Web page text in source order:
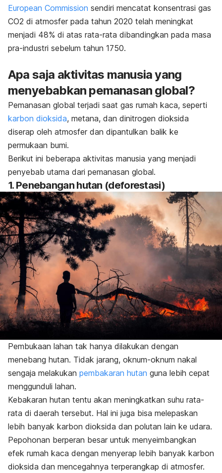
European Commission sendiri mencatat konsentrasi gas
CO2 di atmosfer pada tahun 2020 telah meningkat
menjadi 48% di atas rata-rata dibandingkan pada masa
pra-industri sebelum tahun 1750.
Apa saja aktivitas manusia yang
menyebabkan pemanasan global?
Pemanasan global terjadi saat gas rumah kaca, seperti
karbon dioksida, metana, dan dinitrogen dioksida
diserap oleh atmosfer dan dipantulkan balik ke
permukaan bumi.
Berikut ini beberapa aktivitas manusia yang menjadi
penyebab utama dari pemanasan global.
1. Penebangan hutan (deforestasi)
Pembukaan lahan tak hanya dilakukan dengan
menebang hutan. Tidak jarang, oknum-oknum nakal
sengaja melakukan pembakaran hutan guna lebih cepat
menggunduli lahan.
Kebakaran hutan tentu akan meningkatkan suhu rata-
rata di daerah tersebut. Hal ini juga bisa melepaskan
lebih banyak karbon dioksida dan polutan lain ke udara.
Pepohonan berperan besar untuk menyeimbangkan
efek rumah kaca dengan menyerap lebih banyak karbon
dioksida dan mencegahnya terperangkap di atmosfer.